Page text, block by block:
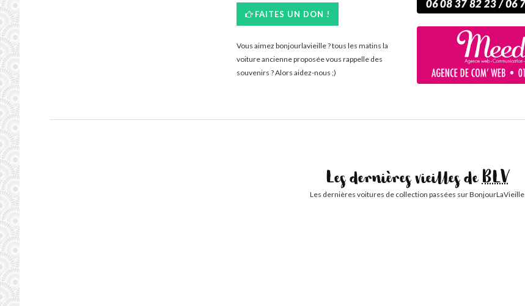
FAITES UN DON !
Vous aimez bonjourlavieille ? tous les matins la
voiture ancienne proposée vous rappelle des
souvenirs ? Alors aidez-nous ;)
Les dernières vieilles deBLV
Les dernières voitures de collection passées sur BonjourLaVieille